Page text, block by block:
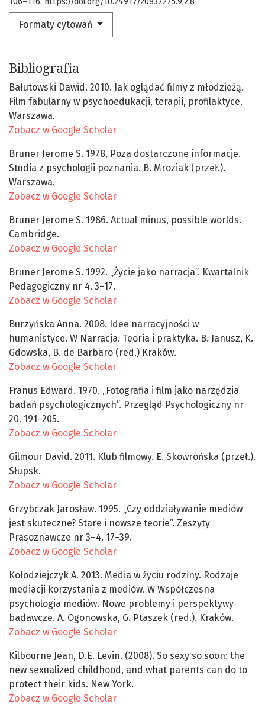
Formaty cytowań
Bibliografia
Bałutowski Dawid. 2010. Jak oglądać filmy z młodzieżą.
Film fabularny w psychoedukacji, terapii, profilaktyce.
Warszawa.
Zobacz w Google Scholar
Bruner Jerome S. 1978, Poza dostarczone informacje.
Studia z psychologii poznania. B. Mroziak (przeł.).
Warszawa.
Zobacz w Google Scholar
Bruner Jerome S. 1986. Actual minus, possible worlds.
Cambridge.
Zobacz w Google Scholar
Bruner Jerome S. 1992. „Życie jako narracja”. Kwartalnik
Pedagogiczny nr 4. 3–17.
Zobacz w Google Scholar
Burzyńska Anna. 2008. Idee narracyjności w
humanistyce. W Narracja. Teoria i praktyka. B. Janusz, K.
Gdowska, B. de Barbaro (red.) Kraków.
Zobacz w Google Scholar
Franus Edward. 1970. „Fotografia i film jako narzędzia
badań psychologicznych”. Przegląd Psychologiczny nr
20. 191–205.
Zobacz w Google Scholar
Gilmour David. 2011. Klub filmowy. E. Skowrońska (przeł.).
Słupsk.
Zobacz w Google Scholar
Grzybczak Jarosław. 1995. „Czy oddziaływanie mediów
jest skuteczne? Stare i nowsze teorie”. Zeszyty
Prasoznawcze nr 3–4. 17–39.
Zobacz w Google Scholar
Kołodziejczyk A. 2013. Media w życiu rodziny. Rodzaje
mediacji korzystania z mediów. W Współczesna
psychologia mediów. Nowe problemy i perspektywy
badawcze. A. Ogonowska, G. Ptaszek (red.). Kraków.
Zobacz w Google Scholar
Kilbourne Jean, D.E. Levin. (2008). So sexy so soon: the
new sexualized childhood, and what parents can do to
protect their kids. New York.
Zobacz w Google Scholar